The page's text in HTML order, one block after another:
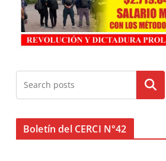
Buscar
Boletín del CERCI N°42